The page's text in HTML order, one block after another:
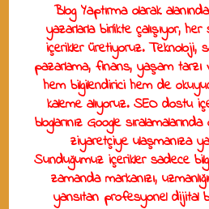
Blog Yaptırmaolarak
yazarlarla birlikte çalışıyor,
içerikler üretiyoruz. Teknoloji,
pazarlama, finans, yaşam tarzı
hem bilgilendirici hem de
kaleme alıyoruz. SEO dostu
bloglarınız Google
ziyaretçiye ulaşmanıza
Sunduğumuz içerikler sadece
zamanda markanızı,
yansıtan profesyonel dijital